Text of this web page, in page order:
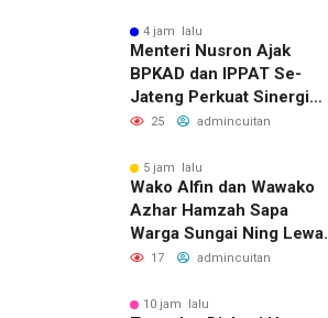
4 jam lalu
Menteri Nusron Ajak
BPKAD dan IPPAT Se-
Jateng Perkuat Sinergi
Wujudkan Transformasi
25 admincuitan
5 jam lalu
Wako Alfin dan Wawako
Azhar Hamzah Sapa
Warga Sungai Ning Lewat
Safari Jumat
17 admincuitan
10 jam lalu